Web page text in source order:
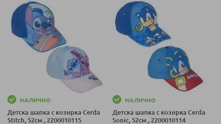
НАЛИЧНО
Детска шапка с козирка Cerda
Stitch, 52см., 2200010115
НАЛИЧНО
Детска шапка с козирка Cerda
Sonic, 52см., 2200010114